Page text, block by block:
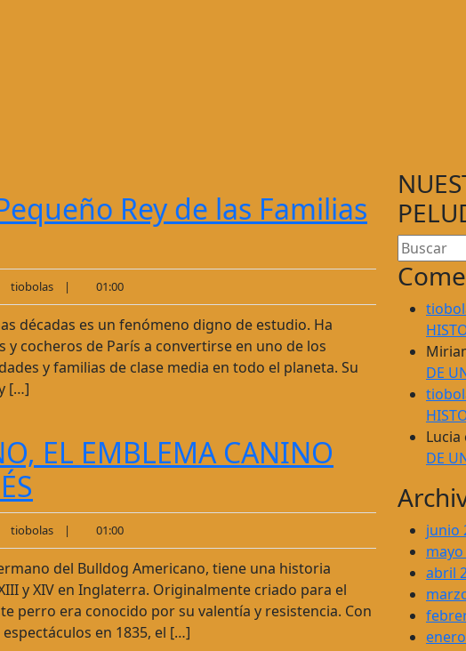
Rey de las Familias
tiobolas | 01:00
décadas es un fenómeno digno de estudio. Ha
cocheros de París a convertirse en uno de los
y familias de clase media en todo el planeta. Su
[…]
EL EMBLEMA CANINO
tiobolas | 01:00
del Bulldog Americano, tiene una historia
y XIV en Inglaterra. Originalmente criado para el
perro era conocido por su valentía y resistencia. Con
en 1835, el […]
DE
Lucia
DE
junio
abril